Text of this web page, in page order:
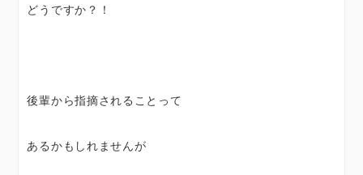
どうですか？！
後輩から指摘されることって
あるかもしれませんが